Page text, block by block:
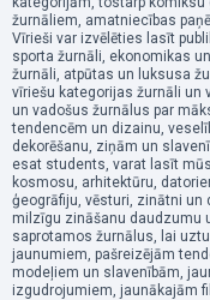
žurnāliem, amatniecības
Vīrieši var izvēlēties lasīt
sporta žurnāli, ekonomikas
žurnāli, atpūtas un luksusa
vīriešu kategorijas žurnāli un
un vadošus žurnālus par
tendencēm un dizainu,
dekorēšanu, ziņām un
esat students, varat lasīt
kosmosu, arhitektūru,
ģeogrāfiju, vēsturi, zinātni
milzīgu zināšanu daudzumu
saprotamos žurnālus, lai
jaunumiem, pašreizējām
modeļiem un slavenībām,
izgudrojumiem, jaunākajām